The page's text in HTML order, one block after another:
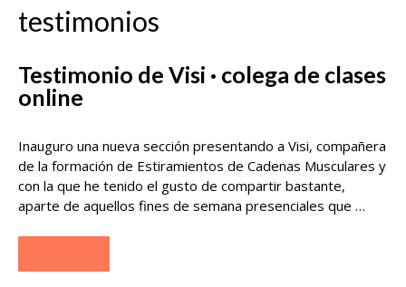
testimonios
Testimonio de Visi · colega de clases
online
Inauguro una nueva sección presentando a Visi, compañera
de la formación de Estiramientos de Cadenas Musculares y
con la que he tenido el gusto de compartir bastante,
aparte de aquellos fines de semana presenciales que …